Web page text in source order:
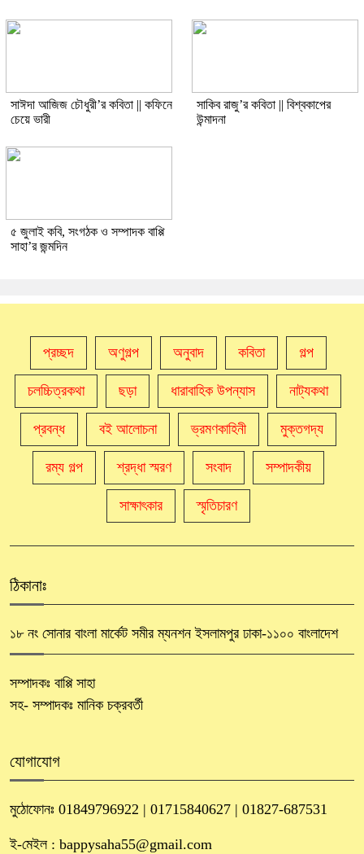
সাঈদা আজিজ চৌধুরী’র কবিতা || কফিনে
চেয়ে ভারী
সাকিব রাজু’র কবিতা || বিশ্বকাপের
উন্মাদনা
৫ জুলাই কবি, সংগঠক ও সম্পাদক বাপ্পি
সাহা’র জন্মদিন
প্রচ্ছদ অণুগল্প অনুবাদ কবিতা গল্প
চলচ্চিত্রকথা ছড়া ধারাবাহিক উপন্যাস নাট্যকথা
প্রবন্ধ বই আলোচনা ভ্রমণকাহিনী মুক্তগদ্য
রম্য গল্প শ্রদ্ধা স্মরণ সংবাদ সম্পাদকীয়
সাক্ষাৎকার স্মৃতিচারণ
ঠিকানাঃ
১৮ নং সোনার বাংলা মার্কেট সমীর ম্যনশন ইসলামপুর ঢাকা-১১০০ বাংলাদেশ
সম্পাদকঃ বাপ্পি সাহা
সহ- সম্পাদকঃ মানিক চক্রবর্তী
যোগাযোগ
মুঠোফোনঃ 01849796922 | 01715840627 | 01827-687531
ই-মেইল : bappysaha55@gmail.com